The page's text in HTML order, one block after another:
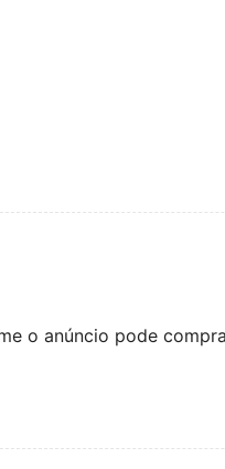
o anúncio pode